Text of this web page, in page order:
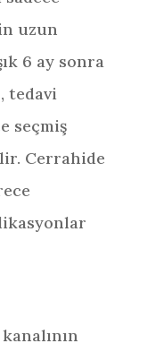
uzun
6 ay sonra
tedavi
seçmiş
Cerrahide